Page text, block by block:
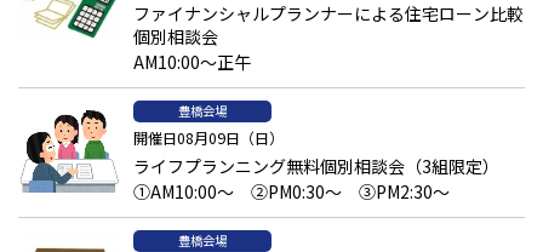
ファイナンシャルプランナーによる住宅ローン比較
個別相談会
AM10:00～正午
豊橋会場
開催日08月09日（日）
ライフプランニング無料個別相談会（3組限定）
①AM10:00～ ②PM0:30～ ③PM2:30～
豊橋会場